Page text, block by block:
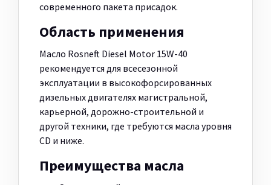
современного пакета присадок.
Область применения
Масло Rosneft Diesel Motor 15W-40
рекомендуется для всесезонной
эксплуатации в высокофорсированных
дизельных двигателях магистральной,
карьерной, дорожно-строительной и
другой техники, где требуются масла уровня
CD и ниже.
Преимущества масла